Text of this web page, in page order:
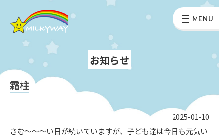
MENU
お知らせ
霜柱
2025-01-10
さむ～～～い日が続いていますが、子ども達は今日も元気い